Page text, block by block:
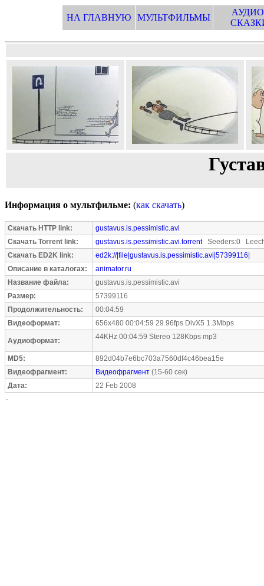
НА ГЛАВНУЮ МУЛЬТФИЛЬМЫ
Информация о мультфильме: (как скачать)
Скачать HTTP link:
gustavus.is.pessimistic.avi
Скачать Torrent link:
gustavus.is.pessimistic.avi.torrentSeeders:0
Скачать ED2K link:
ed2k://|file|gustavus.is.pessimistic.avi|57399116|
Описание в каталогах:
animator.ru
Название файла:
gustavus.is.pessimistic.avi
Размер:
57399116
Продолжительность:
00:04:59
Видеоформат:
656x480 00:04:59 29.96fps DivX5 1.3Mbps
Аудиоформат: 44KHz 00:04:59 Stereo 128Kbps mp3
MD5:
892d04b7e6bc703a7560df4c46bea15e
Видеофрагмент:
Видеофрагмент (15-60 сек)
Дата:
22 Feb 2008